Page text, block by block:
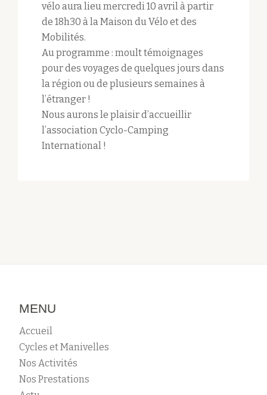
vélo aura lieu mercredi 10 avril à partir
de 18h30 à la Maison du Vélo et des
Mobilités.
Au programme : moult témoignages
pour des voyages de quelques jours dans
la région ou de plusieurs semaines à
l’étranger !
Nous aurons le plaisir d’accueillir
l’association Cyclo-Camping
International !
MENU
Accueil
Cycles et Manivelles
Nos Activités
Nos Prestations